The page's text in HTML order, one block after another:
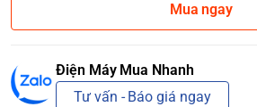
Mua ngay
Điện Máy Mua Nhanh
Tư vấn - Báo giá ngay